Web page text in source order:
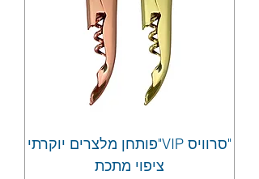
"סרוויס VIP"פותחן מלצרים יוקרתי
ציפוי מתכת